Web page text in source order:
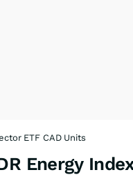
ETF CAD Units
Energy